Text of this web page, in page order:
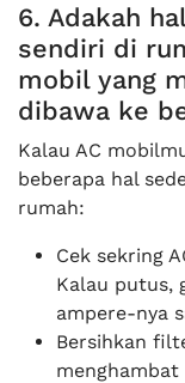
6. Adakah
sendiri di
mobil yang
dibawa ke
Kalau AC
beberapa hal
rumah:
Cek sekring
Kalau putus,
ampere-nya
Bersihkan
menghambat